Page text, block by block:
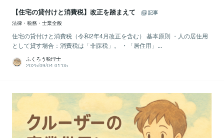
【住宅の貸付けと消費税】改正を踏まえて
記事
法律・税務・士業全般
住宅の貸付けと消費税（令和2年4月改正を含む） 基本原則 ・人の居住用
として貸す場合：消費税は「非課税」。 ・「居住用」...
ふくろう税理士
2025/09/04 01:05